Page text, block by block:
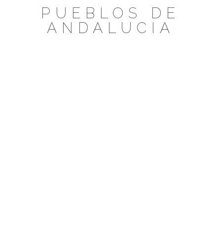
PUEBLOS DE
ANDALUCIA